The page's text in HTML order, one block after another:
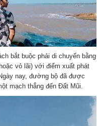
bắt buộc phải di chuyển bằng
vỏ lãi) với điểm xuất phát
nay, đường bộ đã được
mạch thẳng đến Đất Mũi.